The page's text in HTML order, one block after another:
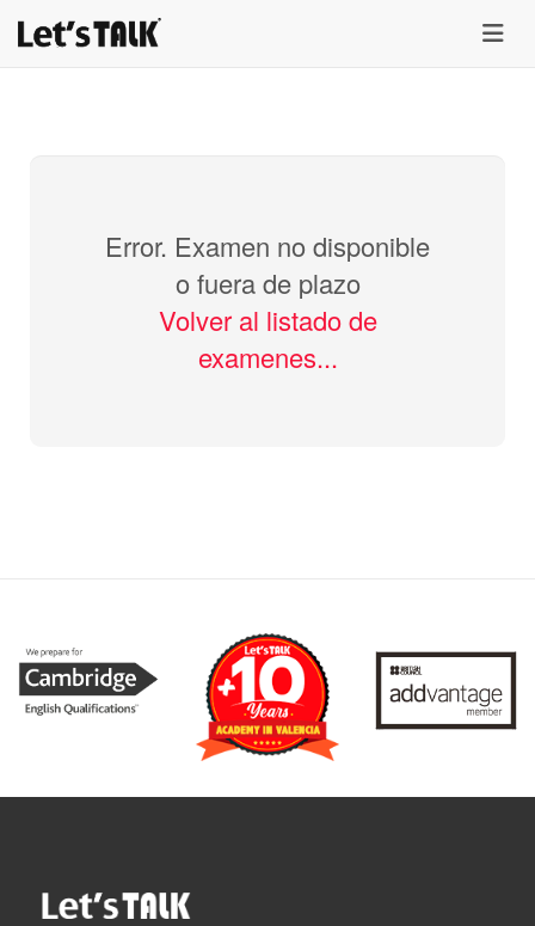
menu
Error. Examen no disponible
o fuera de plazo
Volver al listado de
examenes...